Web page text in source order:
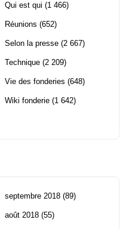
Qui est qui (1 466)
Réunions (652)
Selon la presse (2 667)
Technique (2 209)
Vie des fonderies (648)
Wiki fonderie (1 642)
septembre 2018 (89)
août 2018 (55)